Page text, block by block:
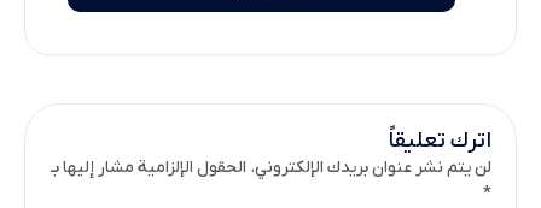
اترك تعليقاً
لن يتم نشر عنوان بريدك الإلكتروني. الحقول الإلزامية مشار إليها بـ
*